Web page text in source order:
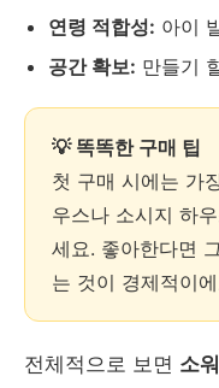
연령 적합성: 아이
공간 확보: 만들기
💡 똑똑한 구매 팁
첫 구매 시에는 가
우스나 소시지 하
세요. 좋아한다면
는 것이 경제적이
전체적으로 보면 소